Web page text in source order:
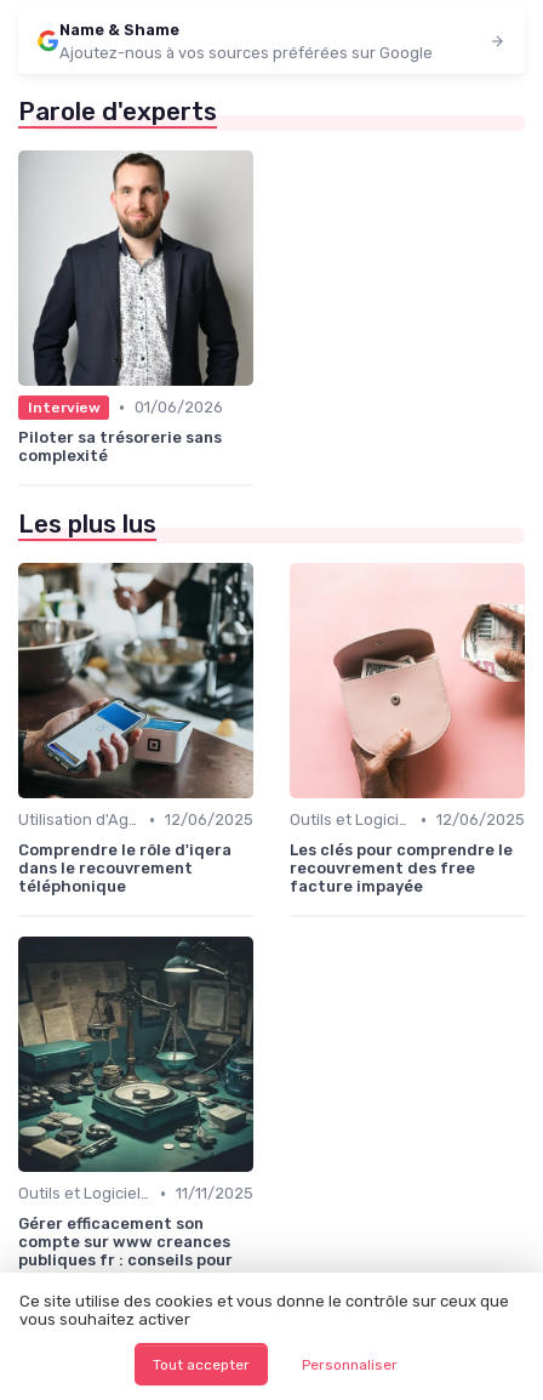
Name & Shame
Ajoutez-nous à vos sources préférées sur Google
Parole d'experts
Interview • 01/06/2026
Piloter sa trésorerie sans
complexité
Les plus lus
Utilisation d'Agences de Recouvrement • 12/06/2025
Comprendre le rôle d'iqera
dans le recouvrement
téléphonique
Outils et Logiciels de Gestion de Créances • 12/06/2025
Les clés pour comprendre le
recouvrement des free
facture impayée
Outils et Logiciels de Gestion de Créances • 11/11/2025
Gérer efficacement son
compte sur www creances
publiques fr : conseils pour
les professionnels du
recouvrement
Ce site utilise des cookies et vous donne le contrôle sur ceux que
vous souhaitez activer
Tout accepter Personnaliser